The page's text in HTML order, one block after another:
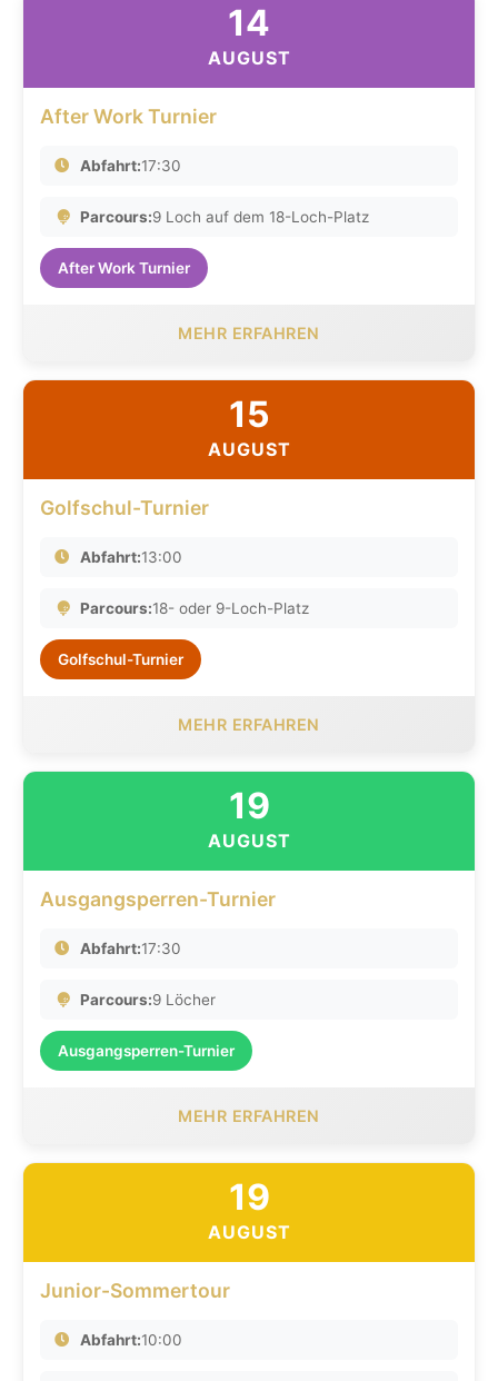
14
AUGUST
After Work Turnier
Abfahrt:17:30
Parcours:9 Loch auf dem 18-Loch-Platz
After Work Turnier
MEHR ERFAHREN
15
AUGUST
Golfschul-Turnier
Abfahrt:13:00
Parcours:18- oder 9-Loch-Platz
Golfschul-Turnier
MEHR ERFAHREN
19
AUGUST
Ausgangsperren-Turnier
Abfahrt:17:30
Parcours:9 Löcher
Ausgangsperren-Turnier
MEHR ERFAHREN
19
AUGUST
Junior-Sommertour
Abfahrt:10:00